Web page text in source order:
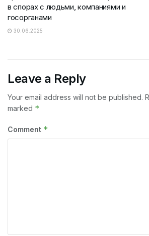
в спорах с людьми, компаниями и
госорганами
30.06.2025
Leave a Reply
Your email address will not be published.
marked *
Comment *